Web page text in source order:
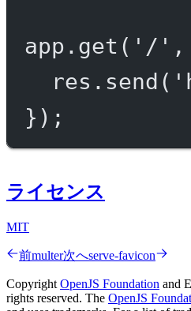
app. get ( '/' ,
res. send (
});
ライセンス
MIT
前multer次へserve-favicon
Copyright OpenJS Foundation and
rights reserved. The OpenJS